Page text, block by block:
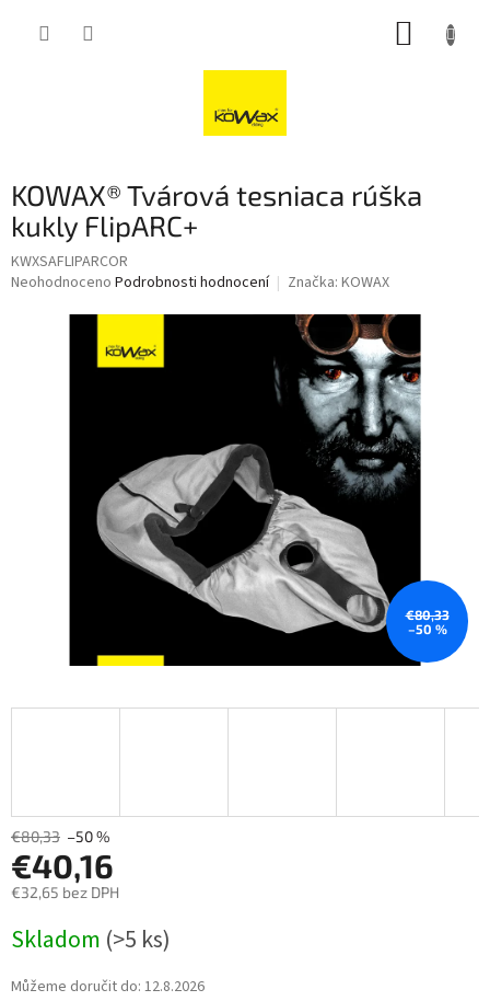
KOWAX® Tvárová tesniaca rúška
kukly FlipARC+
KWXSAFLIPARCOR
Průměrné
Neohodnoceno Podrobnosti hodnocení Značka: KOWAX
€80,33
–50 %
€80,33 –50 %
€40,16
€32,65 bez DPH
cena:
Skladom (>5 ks)
Můžeme doručit do: 12.8.2026